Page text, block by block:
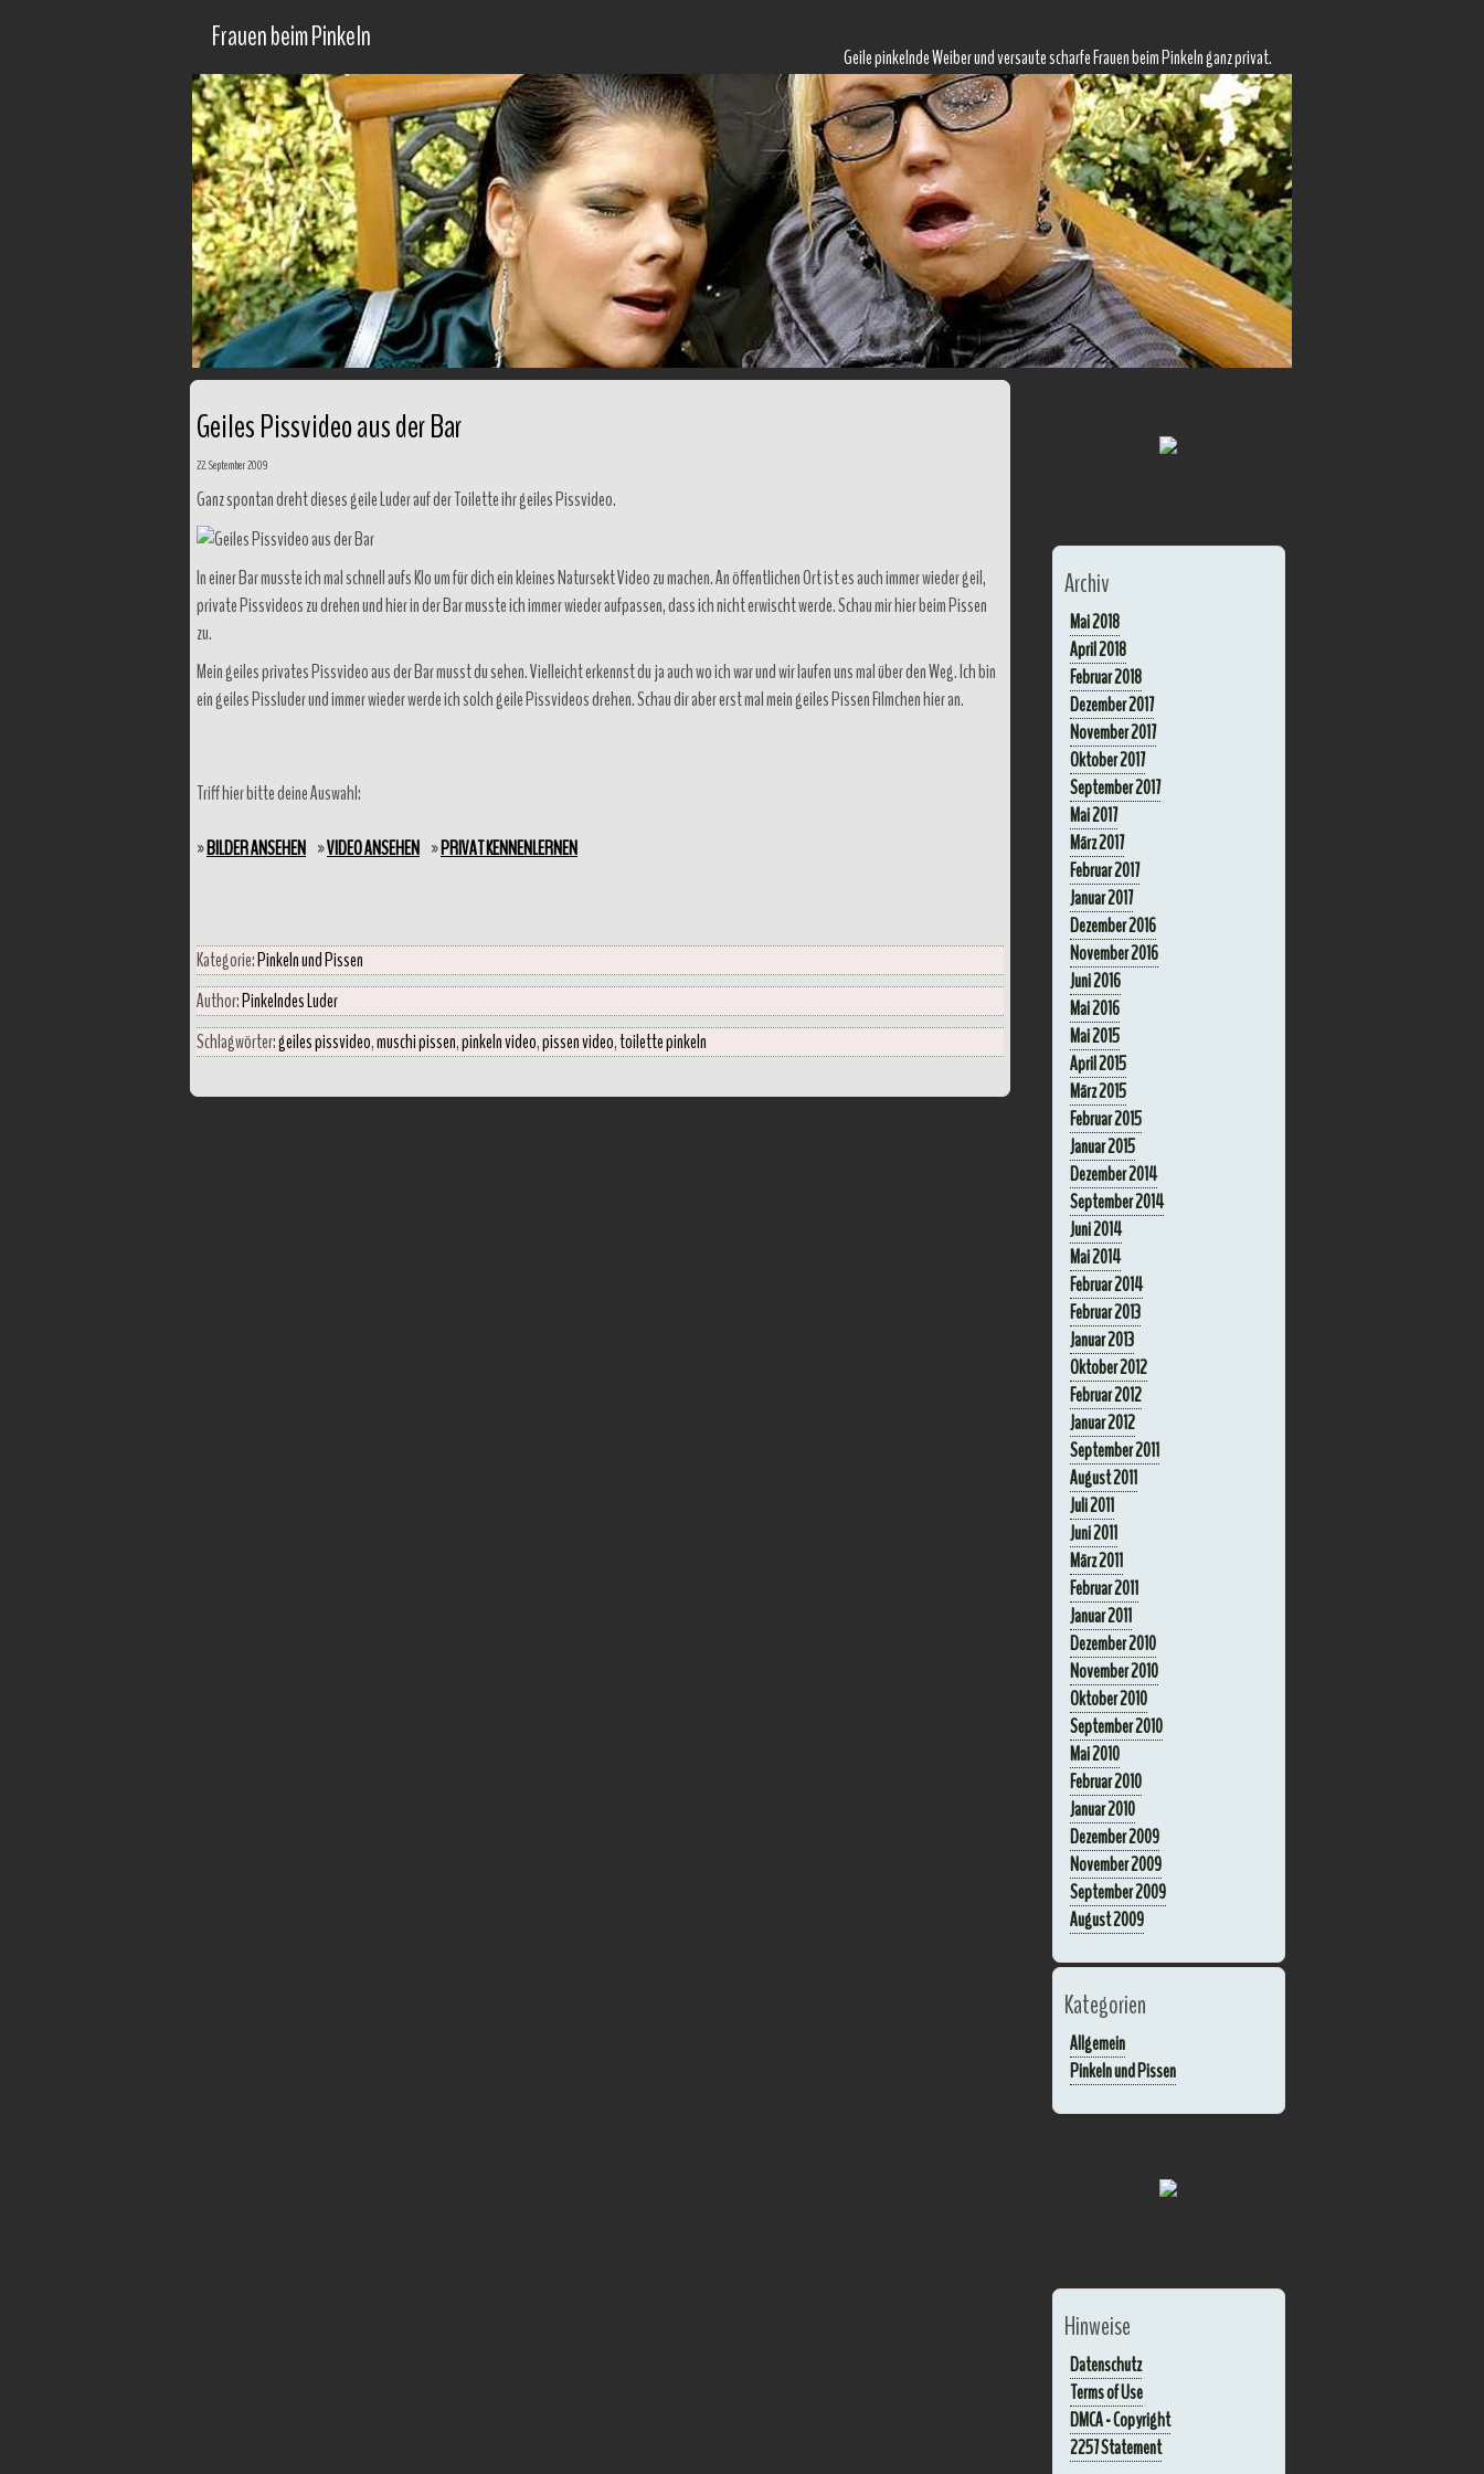
Frauen beim Pinkeln
Geile pinkelnde Weiber und versaute scharfe Frauen beim Pinkeln ganz privat.
Geiles Pissvideo aus der Bar
22. September 2009
Ganz spontan dreht dieses geile Luder auf der Toilette ihr geiles Pissvideo.
In einer Bar musste ich mal schnell aufs Klo um für dich ein kleines Natursekt Video zu machen. An öffentlichen Ort ist es auch immer wieder geil,
private Pissvideos zu drehen und hier in der Bar musste ich immer wieder aufpassen, dass ich nicht erwischt werde. Schau mir hier beim Pissen
zu.
Mein geiles privates Pissvideo aus der Bar musst du sehen. Vielleicht erkennst du ja auch wo ich war und wir laufen uns mal über den Weg. Ich bin
ein geiles Pissluder und immer wieder werde ich solch geile Pissvideos drehen. Schau dir aber erst mal mein geiles Pissen Filmchen hier an.
Triff hier bitte deine Auswahl:
»BILDER ANSEHEN »VIDEO ANSEHEN »PRIVAT KENNENLERNEN
Kategorie:Pinkeln und Pissen
Author:Pinkelndes Luder
Schlagwörter:geiles pissvideo,muschi pissen,pinkeln video,pissen video,toilette pinkeln
Archiv
Mai 2018
April 2018
Februar 2018
Dezember 2017
November 2017
Oktober 2017
September 2017
Mai 2017
März 2017
Februar 2017
Januar 2017
Dezember 2016
November 2016
Juni 2016
Mai 2016
Mai 2015
April 2015
März 2015
Februar 2015
Januar 2015
Dezember 2014
September 2014
Juni 2014
Mai 2014
Februar 2014
Februar 2013
Januar 2013
Oktober 2012
Februar 2012
Januar 2012
September 2011
August 2011
Juli 2011
Juni 2011
März 2011
Februar 2011
Januar 2011
Dezember 2010
November 2010
Oktober 2010
September 2010
Mai 2010
Februar 2010
Januar 2010
Dezember 2009
November 2009
September 2009
August 2009
Kategorien
Allgemein
Pinkeln und Pissen
Hinweise
Datenschutz
Terms of Use
DMCA - Copyright
2257 Statement